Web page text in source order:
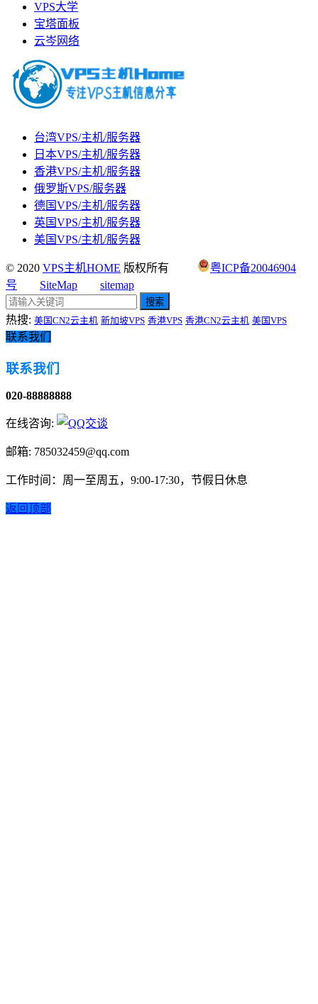
VPS大学
宝塔面板
云岑网络
台湾VPS/主机/服务器
日本VPS/主机/服务器
香港VPS/主机/服务器
俄罗斯VPS/服务器
德国VPS/主机/服务器
英国VPS/主机/服务器
美国VPS/主机/服务器
© 2020 VPS主机HOME 版权所有
粤ICP备20046904
号
SiteMap sitemap
搜索
热搜: 美国CN2云主机 新加坡VPS 香港VPS 香港CN2云主机 美国VPS
联系我们
联系我们
020-88888888
在线咨询:
邮箱: 785032459@qq.com
工作时间：周一至周五，9:00-17:30，节假日休息
返回顶部